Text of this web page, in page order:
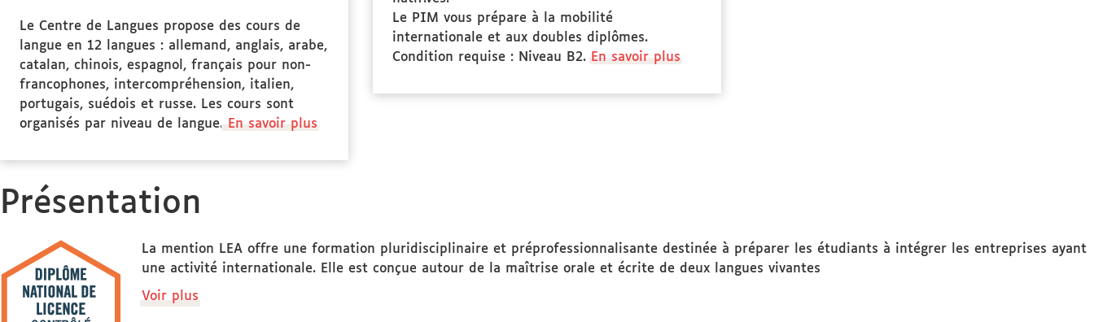
Le Centre de Langues propose des cours de
langue en 12 langues : allemand, anglais, arabe,
catalan, chinois, espagnol, français pour non-
francophones, intercompréhension, italien,
portugais, suédois et russe. Les cours sont
organisés par niveau de langue.
En savoir plus
Le PIM vous prépare à la mobilité
internationale et aux doubles diplômes.
Condition requise : Niveau B2. En savoir plus
Présentation
La mention LEA offre une formation pluridisciplinaire et préprofessionnalisante destinée à préparer les étudiants à intégrer les entreprises ayant
une activité internationale. Elle est conçue autour de la maîtrise orale et écrite de deux langues vivantes
Voir plus